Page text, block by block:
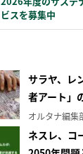
ビスを募集中
サラヤ、レ
者アート」
オルタナ編集
ネスレ、コ